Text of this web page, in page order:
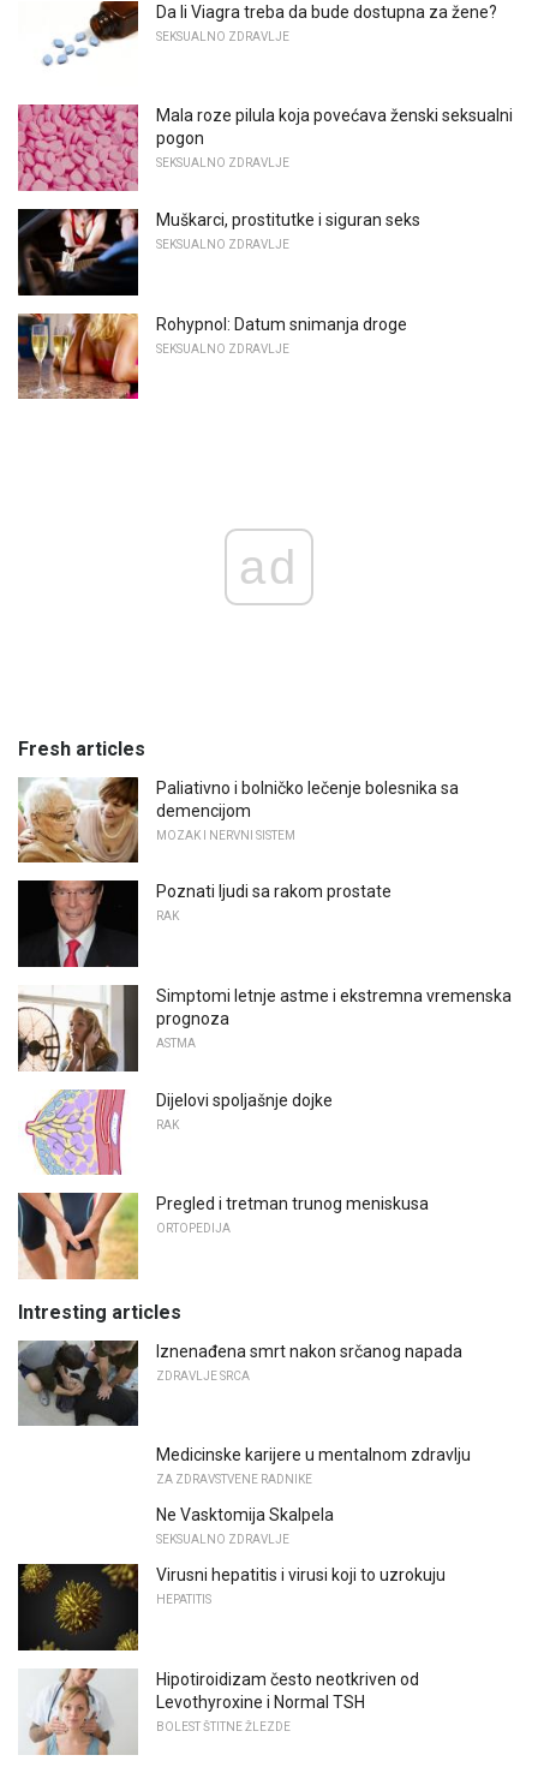
Da li Viagra treba da bude dostupna za žene?
SEKSUALNO ZDRAVLJE
Mala roze pilula koja povećava ženski seksualni
pogon
SEKSUALNO ZDRAVLJE
Muškarci, prostitutke i siguran seks
SEKSUALNO ZDRAVLJE
Rohypnol: Datum snimanja droge
SEKSUALNO ZDRAVLJE
ad
Fresh articles
Paliativno i bolničko lečenje bolesnika sa
demencijom
MOZAK I NERVNI SISTEM
Poznati ljudi sa rakom prostate
RAK
Simptomi letnje astme i ekstremna vremenska
prognoza
ASTMA
Dijelovi spoljašnje dojke
RAK
Pregled i tretman trunog meniskusa
ORTOPEDIJA
Intresting articles
Iznenađena smrt nakon srčanog napada
ZDRAVLJE SRCA
Medicinske karijere u mentalnom zdravlju
ZA ZDRAVSTVENE RADNIKE
Ne Vasktomija Skalpela
SEKSUALNO ZDRAVLJE
Virusni hepatitis i virusi koji to uzrokuju
HEPATITIS
Hipotiroidizam često neotkriven od
Levothyroxine i Normal TSH
BOLEST ŠTITNE ŽLEZDE